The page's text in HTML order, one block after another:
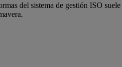
del sistema de gestión ISO